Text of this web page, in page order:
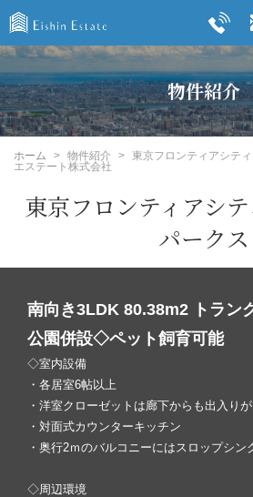
物件紹介
ホーム 物件紹介
東京フロンティアシテ
エステート株式会社
東京フロンティアシ
パークス
南向き3LDK 80.38m2 トラン
公園併設◇ペット飼育可能
◇室内設備
・各居室6帖以上
・洋室クローゼットは廊下からも出入り
・対面式カウンターキッチン
・奥行2ｍのバルコニーにはスロップシン
◇周辺環境